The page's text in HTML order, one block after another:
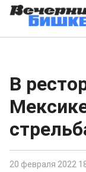
В
20 февраля 2022